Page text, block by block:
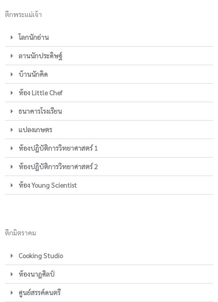
ตึกพระแม่เจ้า
โลกนักอ่าน
ลานนักประดิษฐ์
บ้านนักคิด
ห้อง Little Chef
ธนาคารโรงเรียน
แปลงเกษตร
ห้องปฎิบัติการวิทยาศาสตร์ 1
ห้องปฎิบัติการวิทยาศาสตร์ 2
ห้อง Young Scientist
ตึกมิตราคม
Cooking Studio
ห้องนาฎศิลป์
ศูนย์สรรค์ดนตรี